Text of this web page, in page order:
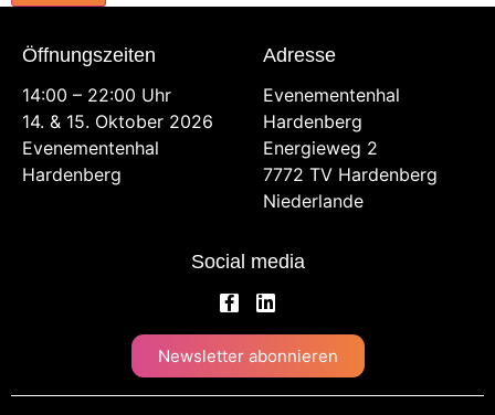
Öffnungszeiten
14:00 – 22:00 Uhr
14. & 15. Oktober 2026
Evenementenhal
Hardenberg
Adresse
Evenementenhal
Hardenberg
Energieweg 2
7772 TV Hardenberg
Niederlande
Social media
Newsletter abonnieren